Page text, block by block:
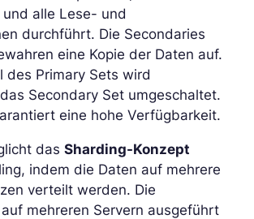
alle Lese- und
durchführt. Die Secondaries
eine Kopie der Daten auf.
des Primary Sets wird
Secondary Set umgeschaltet.
eine hohe Verfügbarkeit.
das Sharding-Konzept
indem die Daten auf mehrere
verteilt werden. Die
mehreren Servern ausgeführt